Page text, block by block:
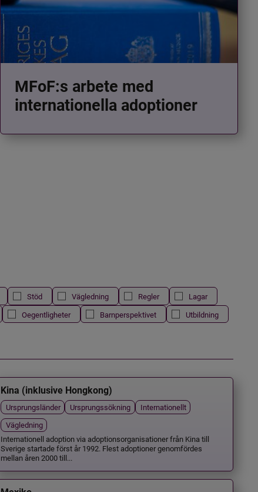
MFoF:s arbete med
internationella adoptioner
Stöd Vägledning Regler
Lagar
Oegentligheter Barnperspektivet
Utbildning
Kina (inklusive Hongkong)
Ursprungsländer Ursprungssökning
Internationellt
Vägledning
Internationell adoption via adoptionsorganisationer från Kina till
Sverige startade först år 1992. Flest adoptioner genomfördes
mellan åren 2000 till...